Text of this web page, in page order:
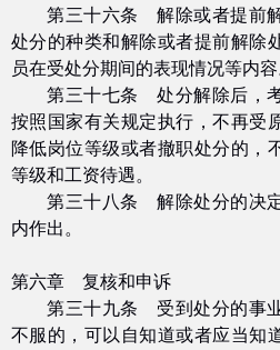
第三十六条 解除或者提前
处分的种类和解除或者提前解除
员在受处分期间的表现情况等内容
第三十七条 处分解除后，
按照国家有关规定执行，不再受
降低岗位等级或者撤职处分的，
等级和工资待遇。
第三十八条 解除处分的决
内作出。
第六章 复核和申诉
第三十九条 受到处分的事
不服的，可以自知道或者应当知